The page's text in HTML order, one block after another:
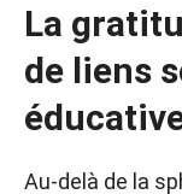
La
de liens
Au-delà de la